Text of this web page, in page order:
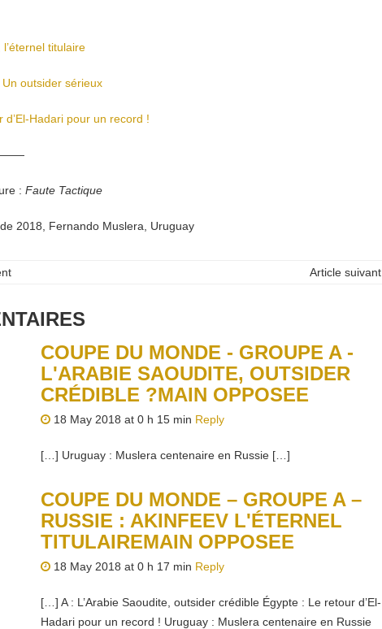
titulaire
outsider sérieux
d’El-Hadari pour un record !
: Faute Tactique
2018, Fernando Muslera, Uruguay
Article suivant
COUPE DU MONDE - GROUPE A -
L'ARABIE SAOUDITE, OUTSIDER
CRÉDIBLE ?MAIN OPPOSEE
18 May 2018 at 0 h 15 min Reply
[…] Uruguay : Muslera centenaire en Russie […]
COUPE DU MONDE – GROUPE A –
RUSSIE : AKINFEEV L'ÉTERNEL
TITULAIREMAIN OPPOSEE
18 May 2018 at 0 h 17 min Reply
[…] A : L’Arabie Saoudite, outsider crédible Égypte : Le retour d’El-
Hadari pour un record ! Uruguay : Muslera centenaire en Russie